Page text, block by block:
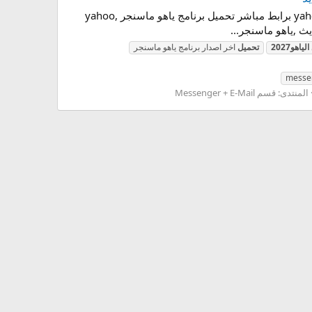
2027 , ماسنجر , مباشر , برنامج , برابط , تحميل , ياهو , messenger , yahoo تحميل برنامج ياهو ماسنجر yahoo messenger برابط مباشر تحميل برنامج ياهو ماسنجر ,yahoo
الياهو2027 تحميل اخر اصدار برنامج ياهو ماسنجر
المنتدى: قسم Messenger + E-Mail